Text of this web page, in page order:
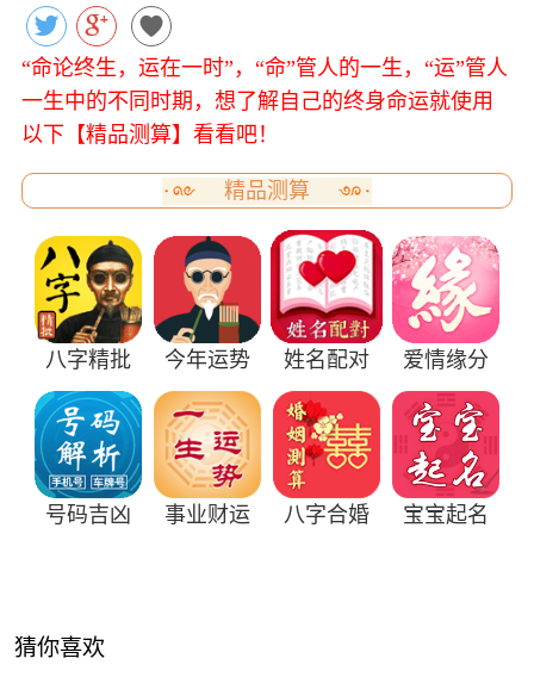
“命论终生，运在一时”，“命”管人的一生，“运”管人
一生中的不同时期，想了解自己的终身命运就使用
以下【精品测算】看看吧！
精品测算
八字精批 今年运势 姓名配对 爱情缘分
号码吉凶 事业财运 八字合婚 宝宝起名
猜你喜欢